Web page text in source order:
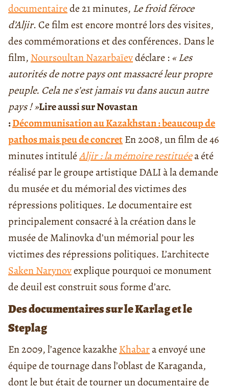
documentairede 21 minutes, Le froid féroce
d’Aljir. Ce film est encore montré lors des visites,
des commémorations et des conférences. Dans le
film, Noursoultan Nazarbaïevdéclare : « Les
autorités de notre pays ont massacré leur propre
peuple. Cela ne s’est jamais vu dans aucun autre
pays ! »Lire aussi sur Novastan
:Décommunisation au Kazakhstan : beaucoup de
pathos mais peu de concretEn 2008, un film de 46
minutes intituléAljir : la mémoire restituéea été
réalisé par le groupe artistique DALI à la demande
du musée et du mémorial des victimes des
répressions politiques. Le documentaire est
principalement consacré à la création dans le
musée de Malinovka d’un mémorial pour les
victimes des répressions politiques. L’architecte
Saken Narynovexplique pourquoi ce monument
de deuil est construit sous forme d’arc.
Des documentaires sur le Karlag et le
Steplag
En 2009, l’agence kazakhe Khabara envoyé une
équipe de tournage dans l’oblast de Karaganda,
dont le but était de tourner un documentaire de